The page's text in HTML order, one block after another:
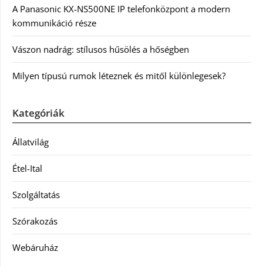
A Panasonic KX-NS500NE IP telefonközpont a modern
kommunikáció része
Vászon nadrág: stílusos hűsölés a hőségben
Milyen típusú rumok léteznek és mitől különlegesek?
Kategóriák
Állatvilág
Étel-Ital
Szolgáltatás
Szórakozás
Webáruház